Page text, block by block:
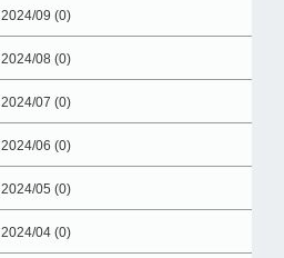
2024/09 (0)
2024/08 (0)
2024/07 (0)
2024/06 (0)
2024/05 (0)
2024/04 (0)